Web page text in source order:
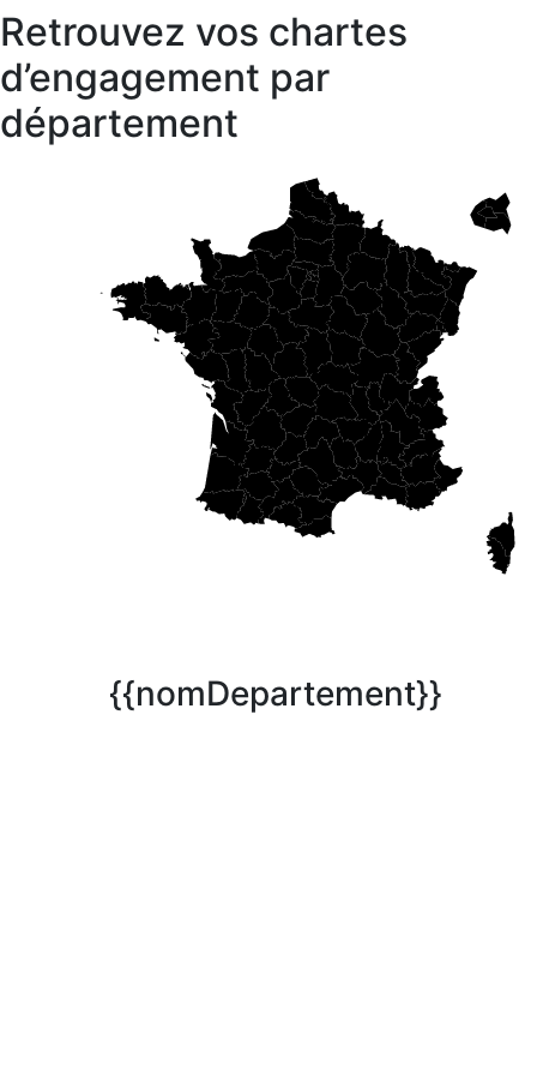
Retrouvez vos chartes
d’engagement par
département
{{nomDepartement}}